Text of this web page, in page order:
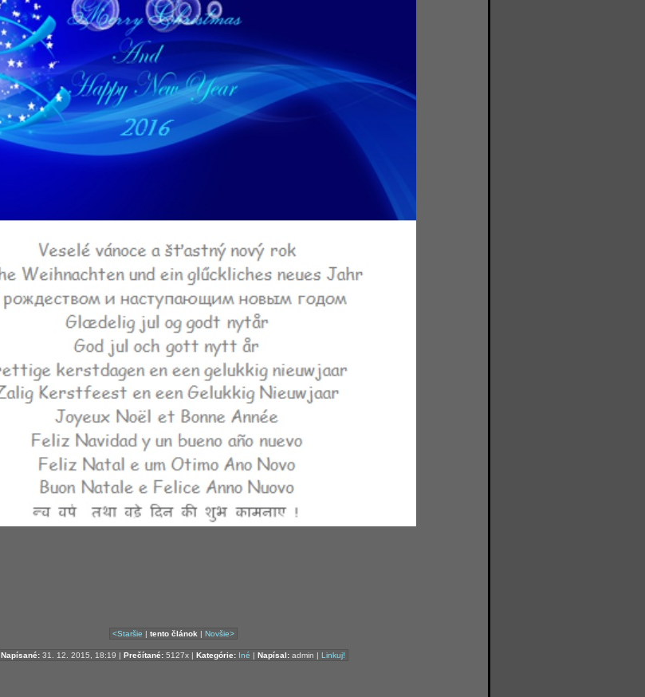
<Staršie | tento článok | Novšie>
Napísané: 31. 12. 2015, 18:19 | Prečítané: 5127x | Kategórie: Iné | Napísal: admin | Linkuj!